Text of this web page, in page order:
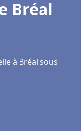
Bréal
à Bréal sous